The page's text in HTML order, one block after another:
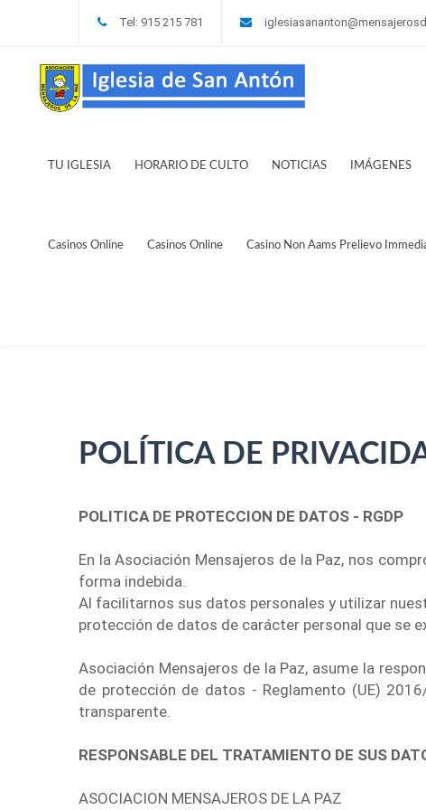
Tel: 915 215 781
TU IGLESIA HORARIO DE CULTO NOTICIAS IMÁGENES
Casinos Online Casinos Online Casino Non Aams Prelievo
POLÍTICA DE
POLITICA DE PROTECCION DE DATOS - RGDP
En la Asociación Mensajeros de la Paz, nos
forma indebida.
Al facilitarnos sus datos personales y utilizar
protección de datos de carácter personal que se
Asociación Mensajeros de la Paz, asume la
de protección de datos - Reglamento (UE)
transparente.
RESPONSABLE DEL TRATAMIENTO DE SUS
ASOCIACION MENSAJEROS DE LA PAZ